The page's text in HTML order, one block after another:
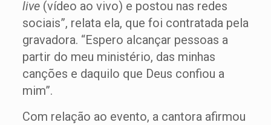
live(vídeo ao vivo) e postou nas redes
sociais”, relata ela, que foi contratada pela
gravadora. “Espero alcançar pessoas a
partir do meu ministério, das minhas
canções e daquilo que Deus confiou a
mim”.
Com relação ao evento, a cantora afirmou